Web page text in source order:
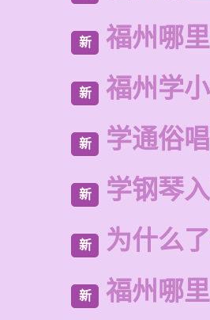
新 福州哪
新 福州学
新 学通俗
新 学钢琴
新 为什么
新 福州哪